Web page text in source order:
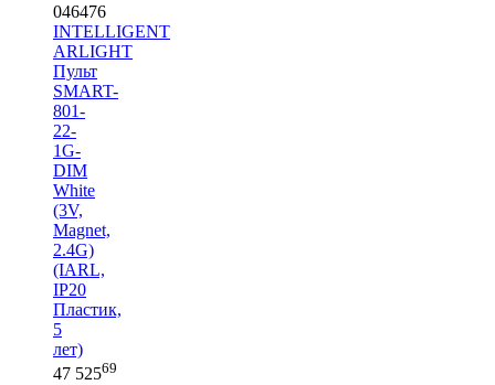
046476
INTELLIGENT
ARLIGHT
Пульт
SMART-
801-
22-
1G-
DIM
White
(3V,
Magnet,
2.4G)
(IARL,
IP20
Пластик,
5
лет)
47 52569